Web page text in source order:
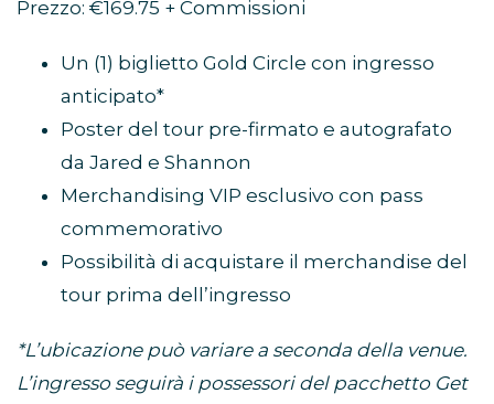
Prezzo: €169.75 + Commissioni
Un (1) biglietto Gold Circle con ingresso
anticipato*
Poster del tour pre-firmato e autografato
da Jared e Shannon
Merchandising VIP esclusivo con pass
commemorativo
Possibilità di acquistare il merchandise del
tour prima dell’ingresso
*L’ubicazione può variare a seconda della venue.
L’ingresso seguirà i possessori del pacchetto Get